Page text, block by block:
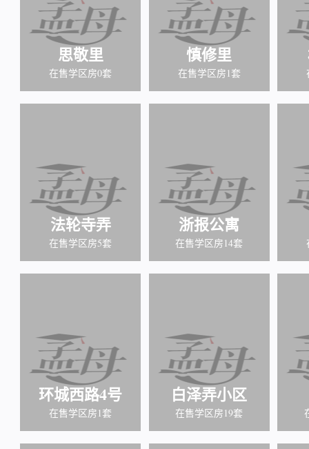
思敬里
在售学区房0套
慎修里
在售学区房1套
法轮寺弄
在售学区房5套
浙报公寓
在售学区房14套
环城西路4号
在售学区房1套
白泽弄小区
在售学区房19套